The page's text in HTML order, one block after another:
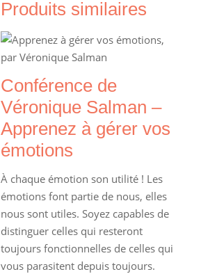
Produits similaires
Conférence de
Véronique Salman –
Apprenez à gérer vos
émotions
À chaque émotion son utilité ! Les
émotions font partie de nous, elles
nous sont utiles. Soyez capables de
distinguer celles qui resteront
toujours fonctionnelles de celles qui
vous parasitent depuis toujours.